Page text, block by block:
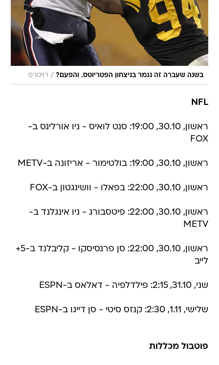
בשנה שעברה זה נגמר בניצחון הפטריוטס. והפעם? / רויטרס
NFL
ראשון, 30.10, 19:00: סנט לואיס - ניו אורלינס ב-
FOX
ראשון, 30.10, 19:00: בולטימור - אריזונה ב-METV
ראשון, 30.10, 22:00: בפאלו - וושינגטון ב-FOX
ראשון, 30.10, 22:00: פיטסבורג - ניו אינגלנד ב-
METV
ראשון, 30.10, 22:00: סן פרנסיסקו - קליבלנד ב-5+
לייב
שני, 31.10, 2:15: פילדלפיה - דאלאס ב-ESPN
שלישי, 1.11, 2:30: קנזס סיטי - סן דייגו ב-ESPN
פוטבול מכללות